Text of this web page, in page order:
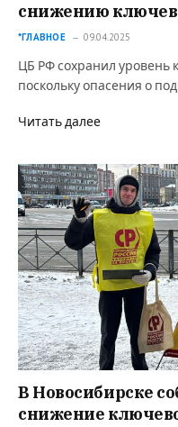
снижению
*ГЛАВНОЕ 09.04.2025
ЦБ РФ сохранил уровень
поскольку опасения о
Читать далее
В Новосибирске
снижение